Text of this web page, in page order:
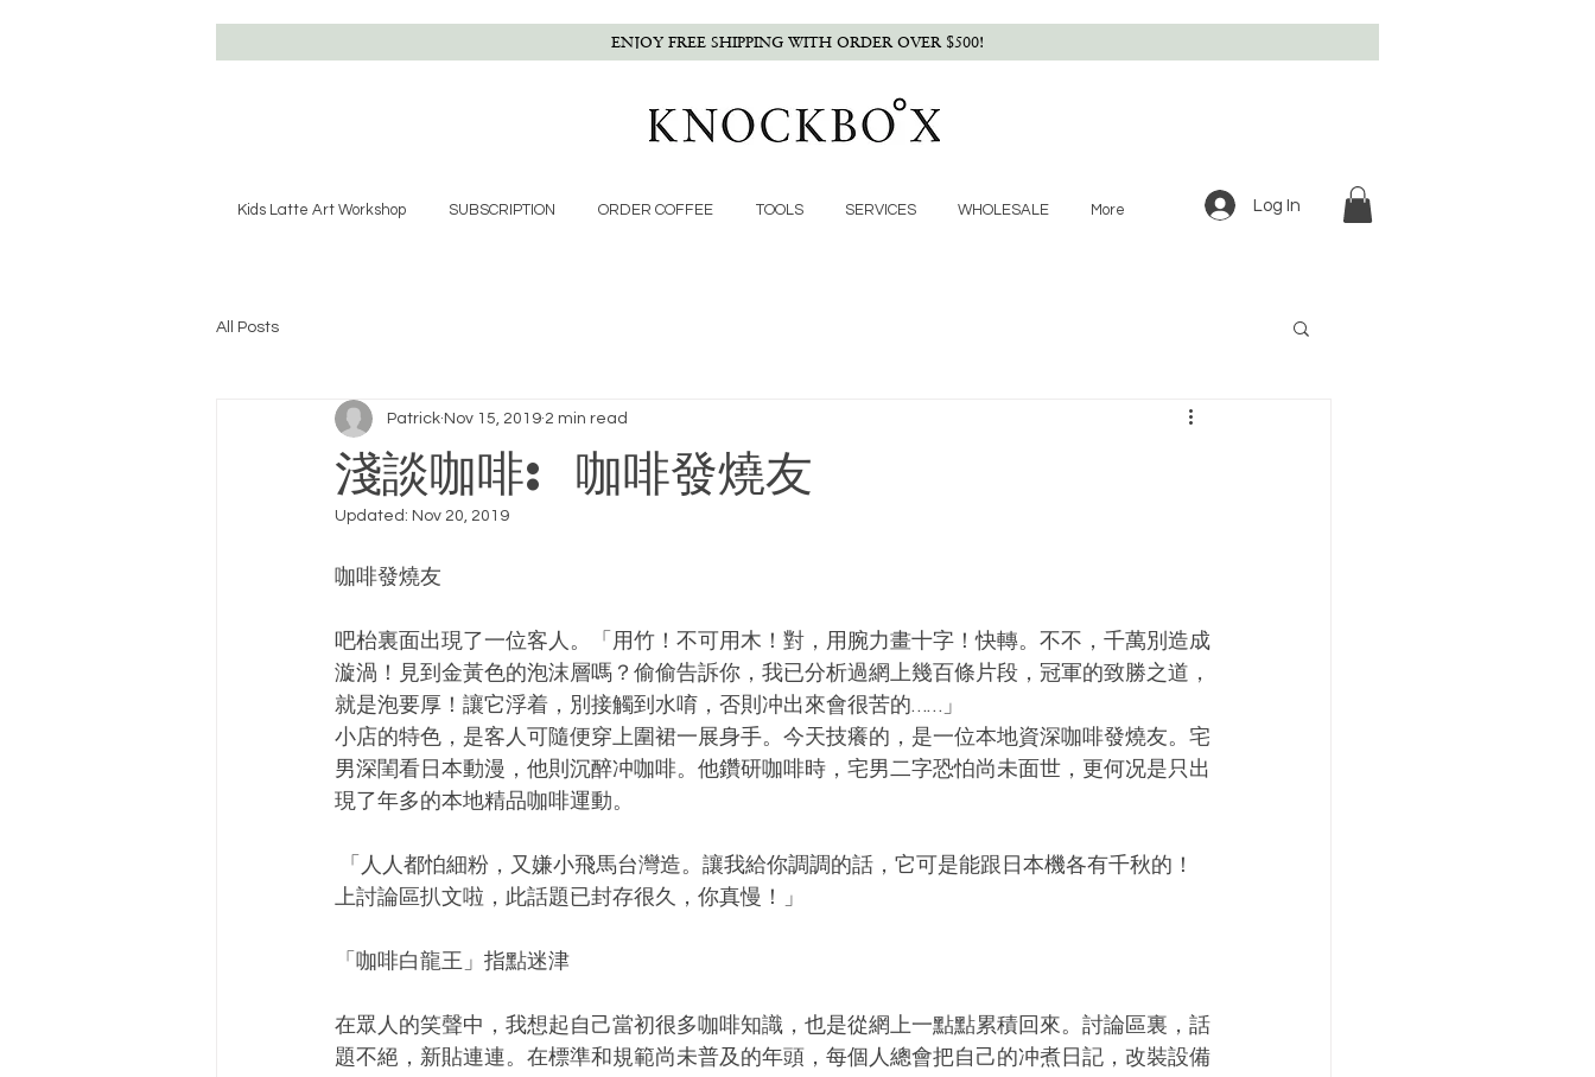
ENJOY FREE SHIPPING WITH ORDER OVER $500!
Kids Latte Art Workshop SUBSCRIPTION ORDER COFFEE TOOLS SERVICES WHOLESALE More Log In
All Posts
淺談咖啡: 咖啡發燒友
Patrick Nov 15, 2019 2 min read
Updated: Nov 20, 2019
咖啡發燒友
吧枱裏面出現了一位客人。「用竹！不可用木！對，用腕力畫十字！快轉。不不，千萬別造成
漩渦！見到金黃色的泡沫層嗎？偷偷告訴你，我已分析過網上幾百條片段，冠軍的致勝之道，
就是泡要厚！讓它浮着，別接觸到水唷，否則冲出來會很苦的……」
小店的特色，是客人可隨便穿上圍裙一展身手。今天技癢的，是一位本地資深咖啡發燒友。宅
男深閨看日本動漫，他則沉醉冲咖啡。他鑽研咖啡時，宅男二字恐怕尚未面世，更何况是只出
現了年多的本地精品咖啡運動。
上討論區扒文啦，此話題已封存很久，你真慢！」
「咖啡白龍王」指點迷津
在眾人的笑聲中，我想起自己當初很多咖啡知識，也是從網上一點點累積回來。討論區裏，話
題不絕，新貼連連。在標準和規範尚未普及的年頭，每個人總會把自己的冲煮日記，改裝設備